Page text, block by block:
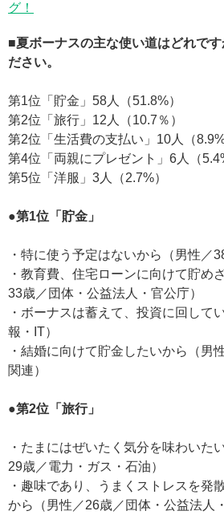
グ！
■夏ボーナスの主な使い道はどれです
ださい。
第1位「貯金」58人（51.8%）
第2位「旅行」12人（10.7％）
第2位「生活費の支払い」10人（8.9%
第4位「両親にプレゼント」6人（
第5位「洋服」3人（2.7%）
●第1位「貯金」
・特に使う予定はないから（男性／
・教育費、住宅ローンに向けて貯め
33歳／団体・公益法人・官公庁）
・ボーナスは蓄えて、投資に回して
報・IT）
・結婚に向けて貯金したいから（男
関連）
●第2位「旅行」
・たまにはぜいたく気分を味わいた
29歳／電力・ガス・石油）
・趣味であり、うまくストレスを発
から（男性／26歳／団体・公益法人